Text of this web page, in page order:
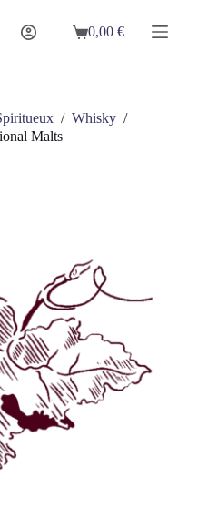
Panier
0,00€
/ Whisky /
Malts